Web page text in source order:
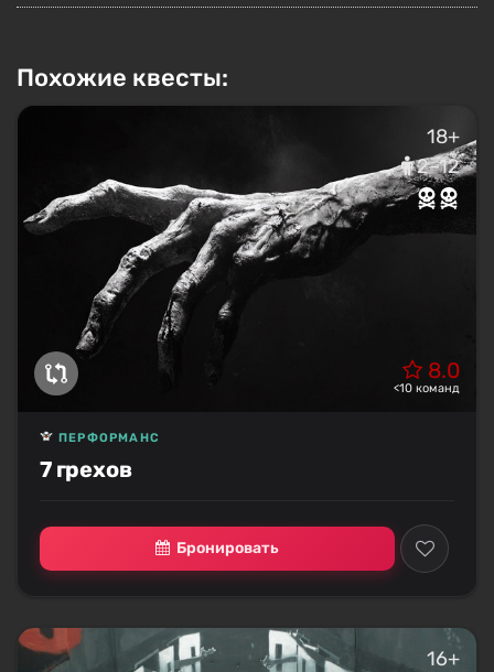
Похожие квесты:
18+
2–12
8.0
<10 команд
7 грехов
ПЕРФОРМАНС
Бронировать
16+